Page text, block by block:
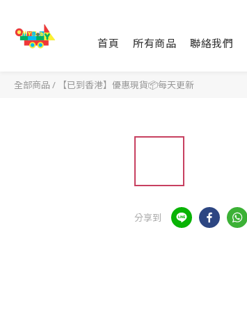
首頁 所有商品 聯絡我們
全部商品 / 【已到香港】優惠現貨📦每天更新
分享到